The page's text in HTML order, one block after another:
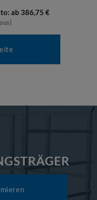
ab 386,75 €